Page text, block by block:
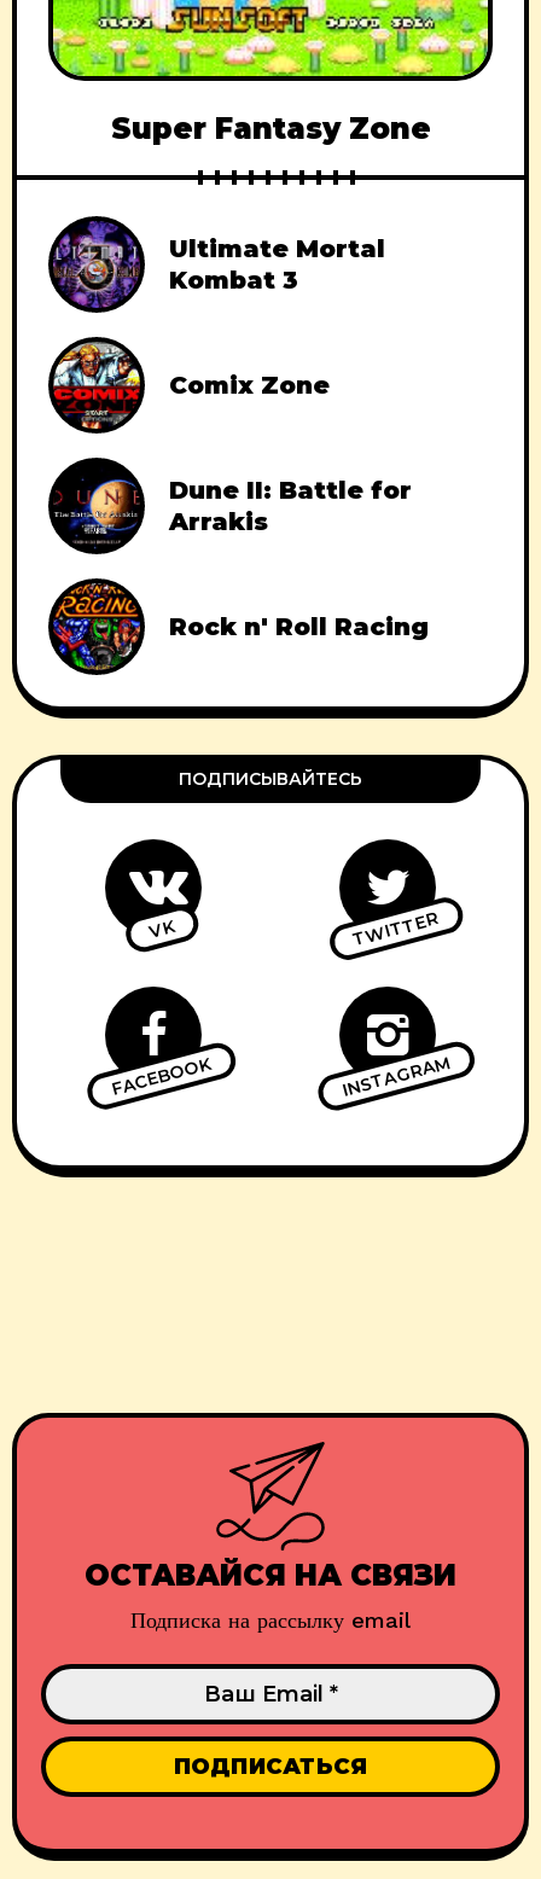
Super Fantasy Zone
Ultimate Mortal
Kombat 3
Comix Zone
Dune II: Battle for
Arrakis
Rock n' Roll Racing
ПОДПИСЫВАЙТЕСЬ
VK TWITTER
FACEBOOK INSTAGRAM
ОСТАВАЙСЯ НА СВЯЗИ
Подписка на рассылку email